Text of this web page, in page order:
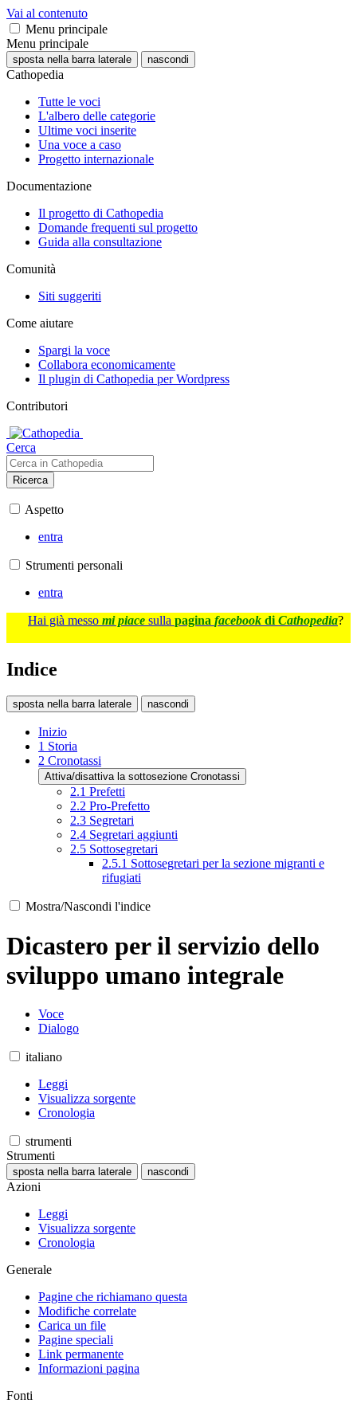
Vai al contenuto
Menu principale
Menu principale
sposta nella barra laterale nascondi
Cathopedia
Tutte le voci
L'albero delle categorie
Ultime voci inserite
Una voce a caso
Progetto internazionale
Documentazione
Il progetto di Cathopedia
Domande frequenti sul progetto
Guida alla consultazione
Comunità
Siti suggeriti
Come aiutare
Spargi la voce
Collabora economicamente
Il plugin di Cathopedia per Wordpress
Contributori
Cerca
Ricerca
Aspetto
entra
Strumenti personali
entra
Hai già messo mi piace sulla pagina facebook di Cathopedia?
Indice
sposta nella barra laterale nascondi
Inizio
1 Storia
2 Cronotassi
Attiva/disattiva la sottosezione Cronotassi
2.1 Prefetti
2.2 Pro-Prefetto
2.3 Segretari
2.4 Segretari aggiunti
2.5 Sottosegretari
2.5.1 Sottosegretari per la sezione migranti e
rifugiati
Mostra/Nascondi l'indice
Dicastero per il servizio dello
sviluppo umano integrale
Voce
Dialogo
italiano
Leggi
Visualizza sorgente
Cronologia
strumenti
Strumenti
sposta nella barra laterale nascondi
Azioni
Leggi
Visualizza sorgente
Cronologia
Generale
Pagine che richiamano questa
Modifiche correlate
Carica un file
Pagine speciali
Link permanente
Informazioni pagina
Fonti